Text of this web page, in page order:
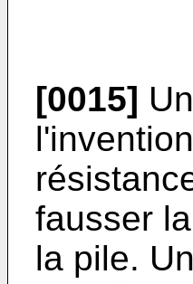
[0015]
fausser
la pile.